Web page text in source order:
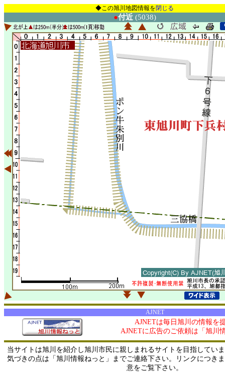
◆この旭川地図情報を閉じる
●付近(5038)
AJNET
AJNETは毎日旭川の情報を
AJNETに広告のご依頼は「旭川
当サイトは旭川を紹介し旭川市民に親しまれるサイトを目指してい
気づきの点は「旭川情報ねっと」までご連絡下さい。リンクにつき
意をご覧下さい。